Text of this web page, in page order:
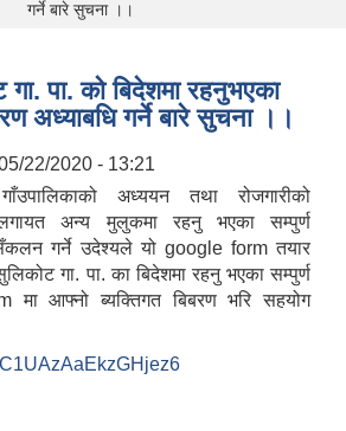
गर्ने बारे सुचना ।।
गा. पा. को बिदेशमा रहनुभएका
अध्याबधि गर्ने बारे सुचना ।।
22/2020 - 13:21
अध्ययन तथा रोजगारीको
अन्य मुलुकमा रहनु भएका सम्पुर्ण
गर्ने उदेश्यले यो google form तयार
गा. पा. का बिदेशमा रहनु भएका सम्पुर्ण
मा आफ्नो ब्यक्तिगत बिबरण भरि सहयोग